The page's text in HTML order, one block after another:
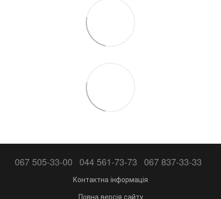
067 505-33-00 044 561-73-73 067 837-33-33
Контактна інформація
Повна версія сайту